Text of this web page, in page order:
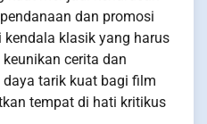
dan promosi
klasik yang harus
cerita dan
tarik kuat bagi film
tempat di hati kritikus